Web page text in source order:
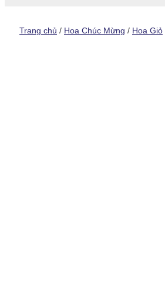
Trang chủ / Hoa Chúc Mừng / Hoa Giỏ